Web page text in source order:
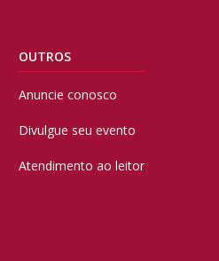
OUTROS
Anuncie conosco
Divulgue seu evento
Atendimento ao leitor